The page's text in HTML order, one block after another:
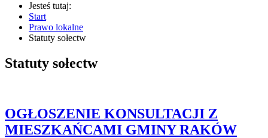
Jesteś tutaj:
Start
Prawo lokalne
Statuty sołectw
Statuty sołectw
OGŁOSZENIE KONSULTACJI Z
MIESZKAŃCAMI GMINY RAKÓW